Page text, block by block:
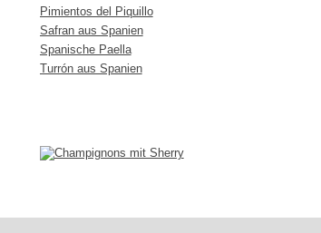
Pimientos del Piquillo
Safran aus Spanien
Spanische Paella
Turrón aus Spanien